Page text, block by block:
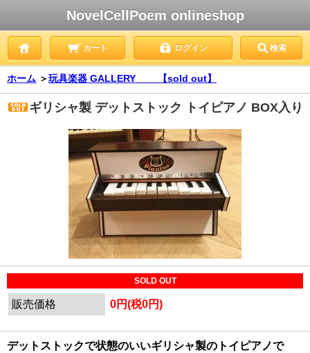
NovelCellPoem onlineshop
カート ログイン 検索
ホーム ＞玩具楽器 GALLERY 【sold out】
ギリシャ製 デットストック トイピアノ BOX入り
SOLD OUT
販売価格 0円(税0円)
デットストックで状態のいいギリシャ製のトイピアノで